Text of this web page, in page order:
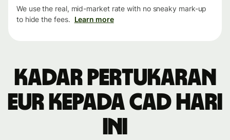
We use the real, mid-market rate with no sneaky mark-up
to hide the fees. Learn more
Kadar pertukaran
EUR kepada CAD hari
ini